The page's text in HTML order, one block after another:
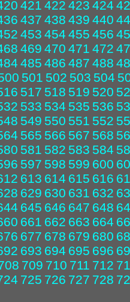
421 422 423 424
437 438 439 440
453 454 455 456
469 470 471 472
485 486 487 488
501 502 503 504
517 518 519 520
533 534 535 536
549 550 551 552
565 566 567 568
581 582 583 584
597 598 599 600
613 614 615 616
629 630 631 632
645 646 647 648
661 662 663 664
677 678 679 680
693 694 695 696
709 710 711 712
725 726 727 728